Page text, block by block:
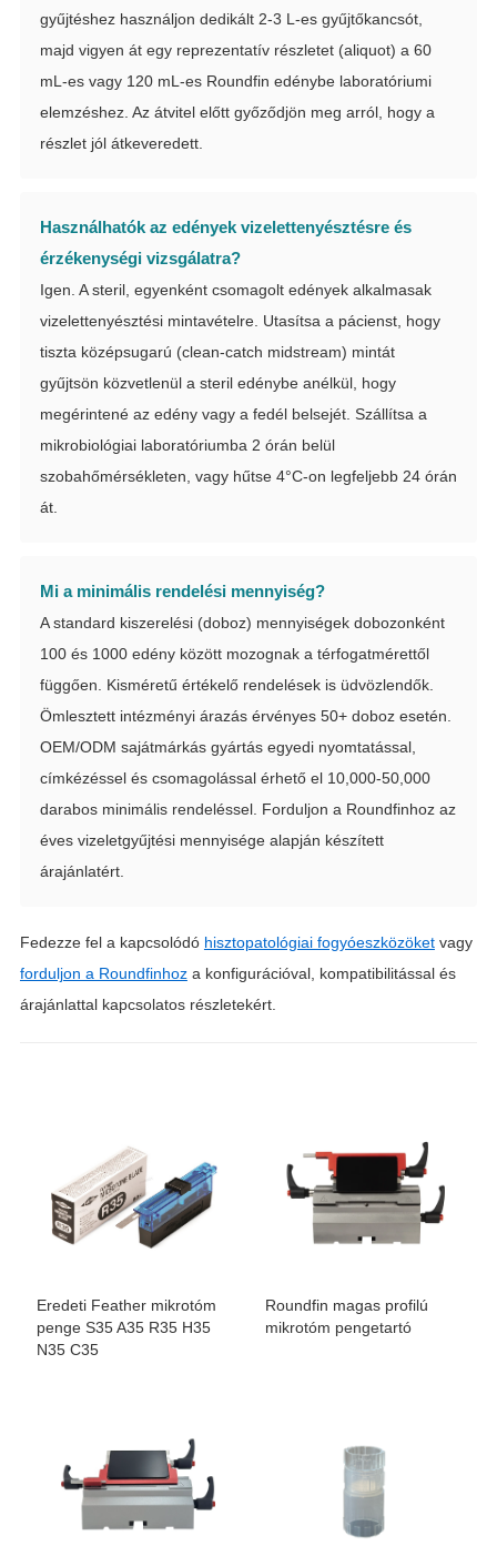
gyűjtéshez használjon dedikált 2-3 L-es gyűjtőkancsót,
majd vigyen át egy reprezentatív részletet (aliquot) a 60
mL-es vagy 120 mL-es Roundfin edénybe laboratóriumi
elemzéshez. Az átvitel előtt győződjön meg arról, hogy a
részlet jól átkeveredett.
Használhatók az edények vizelettenyésztésre és
érzékenységi vizsgálatra?
Igen. A steril, egyenként csomagolt edények alkalmasak
vizelettenyésztési mintavételre. Utasítsa a pácienst, hogy
tiszta középsugarú (clean-catch midstream) mintát
gyűjtsön közvetlenül a steril edénybe anélkül, hogy
megérintené az edény vagy a fedél belsejét. Szállítsa a
mikrobiológiai laboratóriumba 2 órán belül
szobahőmérsékleten, vagy hűtse 4°C-on legfeljebb 24 órán
át.
Mi a minimális rendelési mennyiség?
A standard kiszerelési (doboz) mennyiségek dobozonként
100 és 1000 edény között mozognak a térfogatmérettől
függően. Kisméretű értékelő rendelések is üdvözlendők.
Ömlesztett intézményi árazás érvényes 50+ doboz esetén.
OEM/ODM sajátmárkás gyártás egyedi nyomtatással,
címkézéssel és csomagolással érhető el 10,000-50,000
darabos minimális rendeléssel. Forduljon a Roundfinhoz az
éves vizeletgyűjtési mennyisége alapján készített
árajánlatért.
Fedezze fel a kapcsolódó hisztopatológiai fogyóeszközöketvagy
forduljon a Roundfinhoza konfigurációval, kompatibilitással és
árajánlattal kapcsolatos részletekért.
Eredeti Feather mikrotóm
penge S35 A35 R35 H35
N35 C35
Roundfin magas profilú
mikrotóm pengetartó